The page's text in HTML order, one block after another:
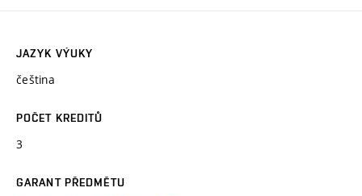
JAZYK VÝUKY
čeština
POČET KREDITŮ
3
GARANT PŘEDMĚTU